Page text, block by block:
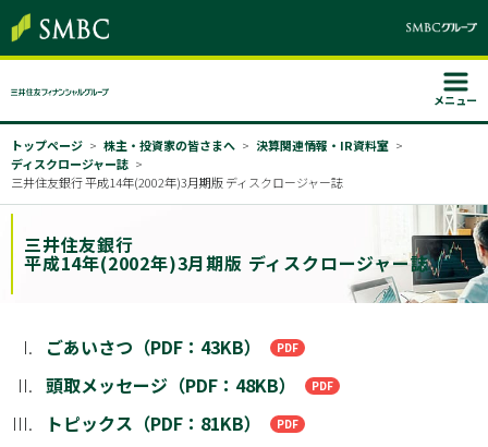
メニュー
トップページ 株主・投資家の皆さまへ
決算関連情報・IR資料室
ディスクロージャー誌
三井住友銀行 平成14年(2002年)3月期版 ディスクロージャー誌
三井住友銀行
平成14年(2002年)3月期版 ディスクロージャー誌
ごあいさつ（PDF：43KB）
頭取メッセージ（PDF：48KB）
トピックス（PDF：81KB）